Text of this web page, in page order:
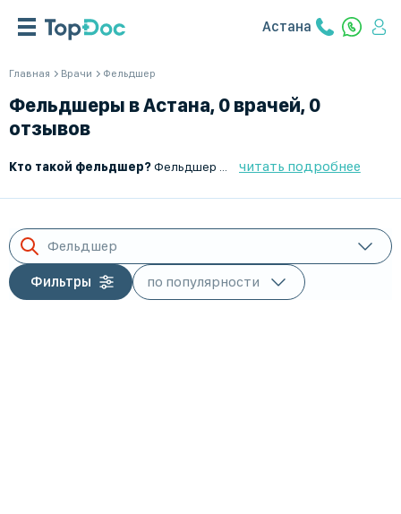
Астана
Главная Врачи Фельдшер
Фельдшеры в Астана, 0 врачей, 0
отзывов
Кто такой фельдшер?Фельдшер — это медицинский специалист среднего звена, выполняющий диагностику, оказание первой медицинской помощи и лечение неотложных состояний. Он работает в бригадах скорой помощи, фельдшерско-акушерских пунктах (ФАП), поликлиниках и медицинских учреждениях. читать подробнее
Фельдшер
Фильтры